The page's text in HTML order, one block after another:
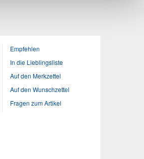
Empfehlen
In die Lieblingsliste
Auf den Merkzettel
Auf den Wunschzettel
Fragen zum Artikel